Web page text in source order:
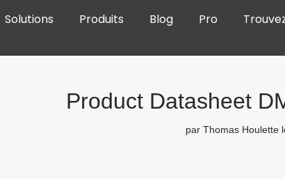
Solutions Produits Blog Pro
Product Datasheet
par Thomas Houlette